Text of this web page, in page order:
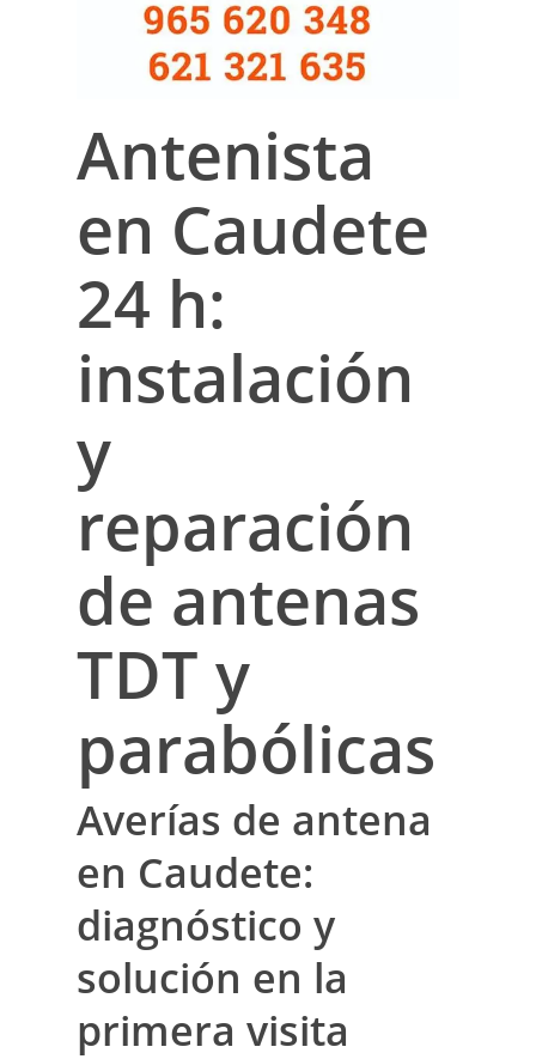
Antenista
en Caudete
24 h:
instalación
y
reparación
de antenas
TDT y
parabólicas
Averías de antena
en Caudete:
diagnóstico y
solución en la
primera visita